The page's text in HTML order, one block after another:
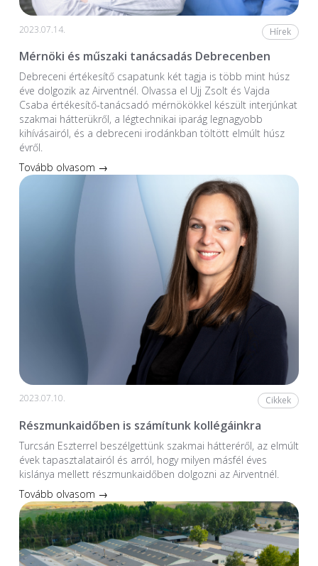
2023.07.14. Hírek
Mérnöki és műszaki tanácsadás Debrecenben
Debreceni értékesítő csapatunk két tagja is több mint húsz
éve dolgozik az Airventnél. Olvassa el Ujj Zsolt és Vajda
Csaba értékesítő-tanácsadó mérnökökkel készült interjúnkat
szakmai hátterükről, a légtechnikai iparág legnagyobb
kihívásairól, és a debreceni irodánkban töltött elmúlt húsz
évről.
Tovább olvasom →
2023.07.10. Cikkek
Részmunkaidőben is számítunk kollégáinkra
Turcsán Eszterrel beszélgettünk szakmai hátteréről, az elmúlt
évek tapasztalatairól és arról, hogy milyen másfél éves
kislánya mellett részmunkaidőben dolgozni az Airventnél.
Tovább olvasom →